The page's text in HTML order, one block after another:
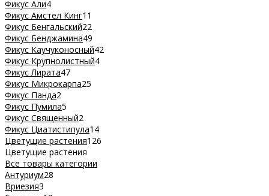
Фикус Али4
Фикус Амстел Кинг11
Фикус Бенгальский22
Фикус Бенджамина49
Фикус Каучуконосный42
Фикус Крупнолистный4
Фикус Лирата47
Фикус Микрокарпа25
Фикус Панда2
Фикус Пумила5
Фикус Священный2
Фикус Циатистипула14
Цветущие растения126
Цветущие растения
Все товары категории
Антуриум28
Вриезия3